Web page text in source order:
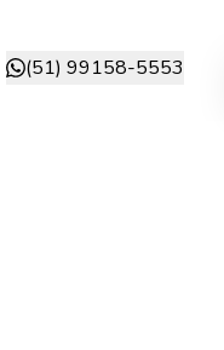
(51) 99158-5553